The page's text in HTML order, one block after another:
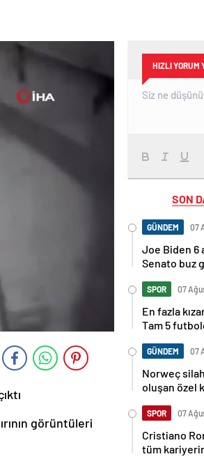
görüntüleri
HIZLI YORUM
SON
GÜNDEM 07
Joe Biden 6
Senato buz
SPOR 07
En fazla
Tam 5
GÜNDEM 07
Norweç
oluşan özel
SPOR 07
Cristiano
tüm